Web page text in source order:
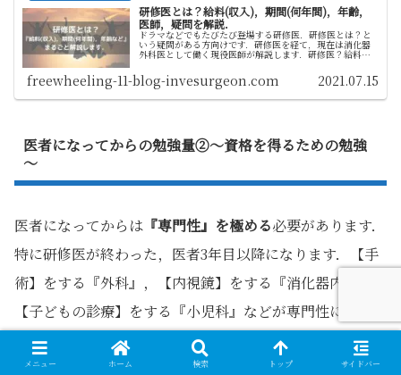
研修医とは？給料(収入)，期間(何年間)，年齢，
医師，疑問を解説．
ドラマなどでもたびたび登場する研修医．研修医とは？と
いう疑問がある方向けです．研修医を経て，現在は消化器
外科医として働く現役医師が解説します．研修医？給料，
収入，期間(何年間)，年齢，医師？疑問に答えます．研修医
はなにをするにも初めて．新入...
freewheeling-11-blog-invesurgeon.com 2021.07.15
医者になってからの勉強量②～資格を得るための勉強
～
医者になってからは 『専門性』を極める必要があります．
特に研修医が終わった，医者3年目以降になります．【手
術】をする『外科』，【内視鏡】をする『消化器内科』，
【子どもの診療】をする『小児科』などが専門性にあたり
ます．
メニュー ホーム 検索 トップ サイドバー